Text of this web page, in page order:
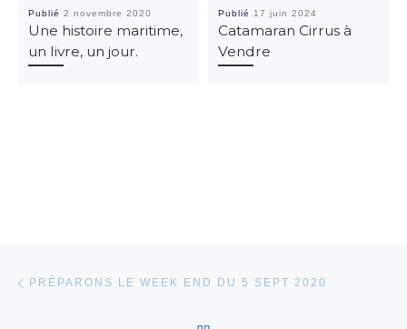
Publié2 novembre 2020
Une histoire maritime,
un livre, un jour.
Publié 17 juin 2024
Catamaran Cirrus à
Vendre
PRÉPARONS LE WEEK END DU 5 SEPT 2020